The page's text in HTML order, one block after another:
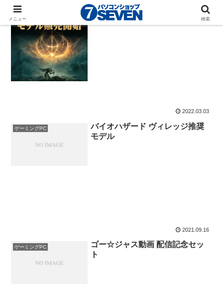
ゲーミングPC
ZEFT：ELDEN RING 推奨 モデ
ル
2022.03.03
ゲーミングPC
バイオハザード ヴィレッジ推奨
モデル
2021.09.16
ゲーミングPC
ゴー☆ジャス動画 配信記念セッ
ト
メニュー 検索